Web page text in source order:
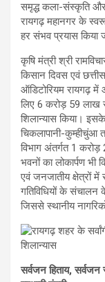
समृद्ध कला-संस्कृति
रायगढ़ महानगर के
हर संभव प्रयास किया
कृषि मंत्री श्री
किसान दिवस एवं
ऑडिटोरियम रायगढ़
लिए 6 करोड़ 59 लाख
शिलान्यास किया।
चिकलापानी-कुम्हीचुंआ
विभाग अंतर्गत 1
भवनों का लोकार्पण भी
एवं जनजातीय क्षेत्रों
गतिविधियों के संचालन
जिससे स्थानीय
सर्वजन हिताय, सर्वजन